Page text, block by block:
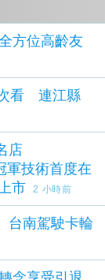
方位高齡友
看 連江縣
店
軍技術首度在
市
2 小時前
台南駕駛卡輪